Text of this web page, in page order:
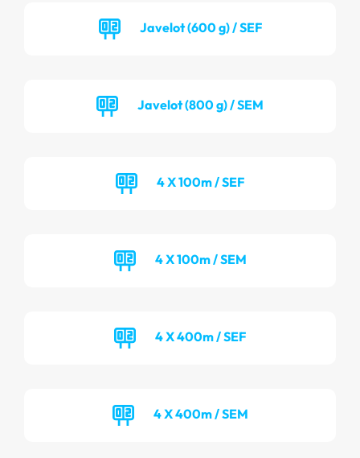
Javelot (600 g) / SEF
Javelot (800 g) / SEM
4 X 100m / SEF
4 X 100m / SEM
4 X 400m / SEF
4 X 400m / SEM